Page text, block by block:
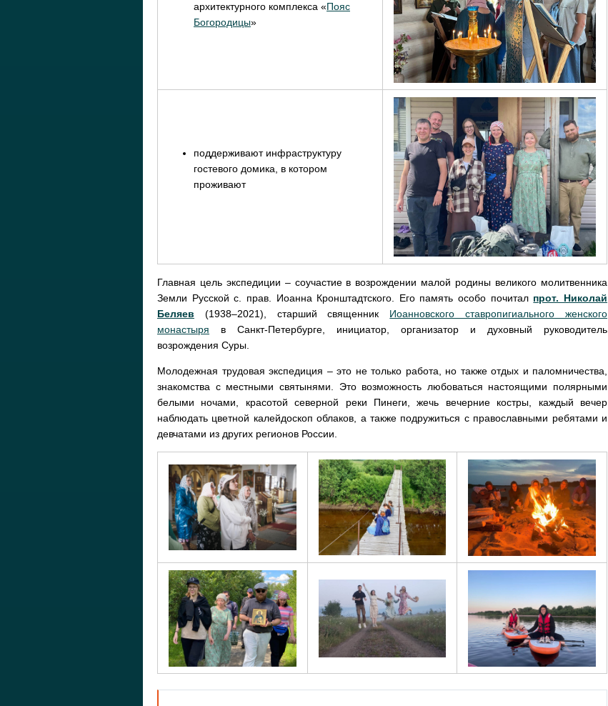
архитектурного комплекса «Пояс
Богородицы»
поддерживают инфраструктуру
гостевого домика, в котором
проживают
Главная цель экспедиции – соучастие в возрождении малой родины великого молитвенника
Земли Русской с. прав. Иоанна Кронштадтского. Его память особо почитал прот. Николай
Беляев (1938–2021), старший священник Иоанновского ставропигиального женского
монастыря в Санкт-Петербурге, инициатор, организатор и духовный руководитель
возрождения Суры.
Молодежная трудовая экспедиция – это не только работа, но также отдых и паломничества,
знакомства с местными святынями. Это возможность любоваться настоящими полярными
белыми ночами, красотой северной реки Пинеги, жечь вечерние костры, каждый вечер
наблюдать цветной калейдоскоп облаков, а также подружиться с православными ребятами и
девчатами из других регионов России.